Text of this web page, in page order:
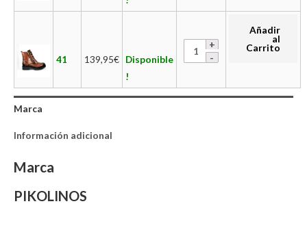
41 139,95€ Disponible
!
Añadir
al
Carrito
Marca
Información adicional
Marca
PIKOLINOS